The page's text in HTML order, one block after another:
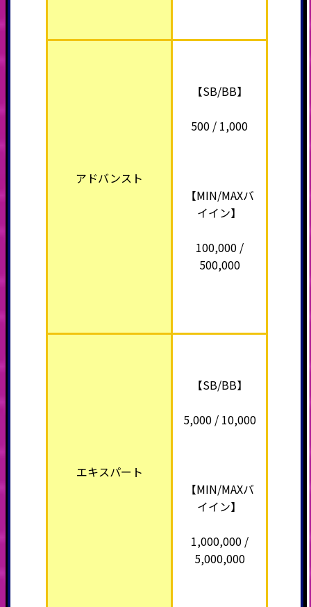
アドバンスト
【SB/BB】
500 / 1,000
【MIN/MAXバ
イイン】
100,000 /
500,000
エキスパート
【SB/BB】
5,000 / 10,000
【MIN/MAXバ
イイン】
1,000,000 /
5,000,000